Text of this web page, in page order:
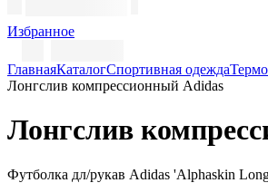
Избранное
ГлавнаяКаталогСпортивная одежда
Лонгслив компрессионный Adidas
Лонгслив
Футболка дл/рукав Adidas 'Alphaskin